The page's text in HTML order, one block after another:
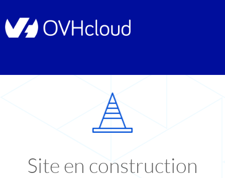
Site en construction